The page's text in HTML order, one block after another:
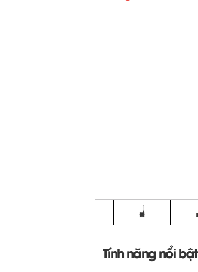
Tính năng nổi bật